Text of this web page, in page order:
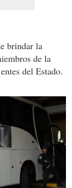
brindar la
de la
del Estado.